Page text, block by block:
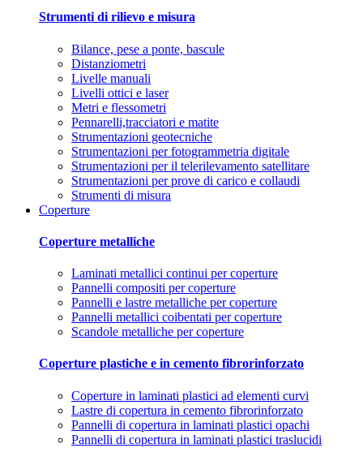
Strumenti di rilievo e misura
Bilance, pese a ponte, bascule
Distanziometri
Livelle manuali
Livelli ottici e laser
Metri e flessometri
Pennarelli,tracciatori e matite
Strumentazioni geotecniche
Strumentazioni per fotogrammetria digitale
Strumentazioni per il telerilevamento satellitare
Strumentazioni per prove di carico e collaudi
Strumenti di misura
Coperture
Coperture metalliche
Laminati metallici continui per coperture
Pannelli compositi per coperture
Pannelli e lastre metalliche per coperture
Pannelli metallici coibentati per coperture
Scandole metalliche per coperture
Coperture plastiche e in cemento fibrorinforzato
Coperture in laminati plastici ad elementi curvi
Lastre di copertura in cemento fibrorinforzato
Pannelli di copertura in laminati plastici opachi
Pannelli di copertura in laminati plastici traslucidi